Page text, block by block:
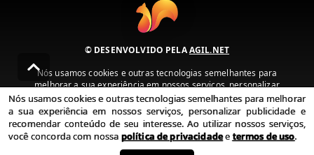
© DESENVOLVIDO PELAAGIL.NET
Nós usamos cookies e outras tecnologias semelhantes para
melhorar a sua experiência em nossos serviços, personalizar
publicidade e recomendar conteúdo de seu interesse. Ao utilizar
nossos serviços, você concorda com nossa política de privacidade e
termos de uso.
Política de Privacidade Termos de uso
Nós usamos cookies e outras tecnologias semelhantes para melhorar
a sua experiência em nossos serviços, personalizar publicidade e
recomendar conteúdo de seu interesse. Ao utilizar nossos serviços,
você concorda com nossa política de privacidadeetermos de uso.